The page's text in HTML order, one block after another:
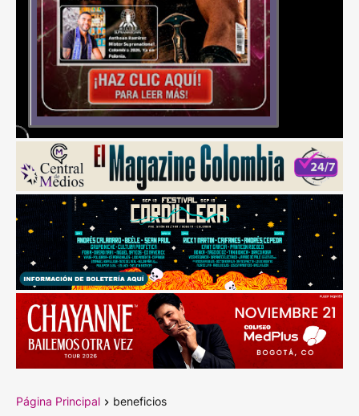
Página Principal beneficios